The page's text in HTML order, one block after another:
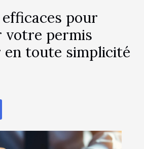
pour
votre permis
toute simplicité